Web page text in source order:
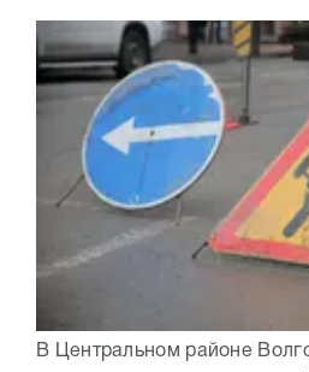
В Центральном районе